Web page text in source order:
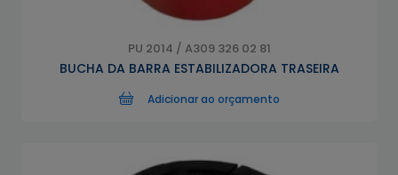
PU 2014 / A309 326 02 81
BUCHA DA BARRA ESTABILIZADORA TRASEIRA
Adicionar ao orçamento